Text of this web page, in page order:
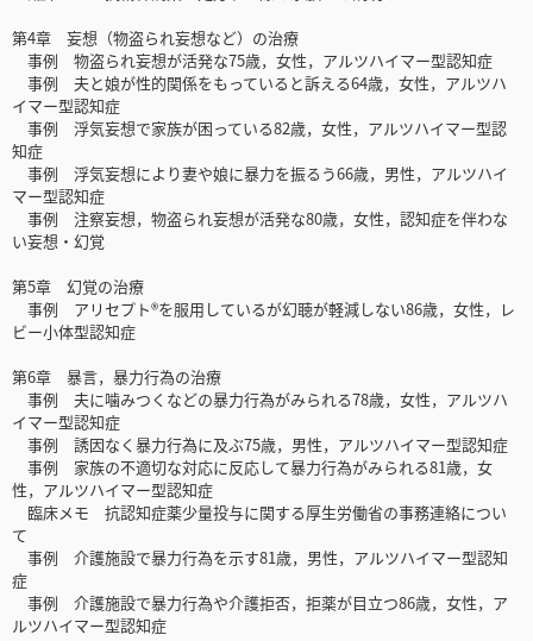
第4章 妄想（物盗られ妄想など）の治療
事例 物盗られ妄想が活発な75歳，女性，アルツハイマー型認知症
事例 夫と娘が性的関係をもっていると訴える64歳，女性，アルツハ
イマー型認知症
事例 浮気妄想で家族が困っている82歳，女性，アルツハイマー型認
知症
事例 浮気妄想により妻や娘に暴力を振るう66歳，男性，アルツハイ
マー型認知症
事例 注察妄想，物盗られ妄想が活発な80歳，女性，認知症を伴わな
い妄想・幻覚
第5章 幻覚の治療
事例 アリセプト®を服用しているが幻聴が軽減しない86歳，女性，レ
ビー小体型認知症
第6章 暴言，暴力行為の治療
事例 夫に噛みつくなどの暴力行為がみられる78歳，女性，アルツハ
イマー型認知症
事例 誘因なく暴力行為に及ぶ75歳，男性，アルツハイマー型認知症
事例 家族の不適切な対応に反応して暴力行為がみられる81歳，女
性，アルツハイマー型認知症
臨床メモ 抗認知症薬少量投与に関する厚生労働省の事務連絡につい
て
事例 介護施設で暴力行為を示す81歳，男性，アルツハイマー型認知
症
事例 介護施設で暴力行為や介護拒否，拒薬が目立つ86歳，女性，ア
ルツハイマー型認知症